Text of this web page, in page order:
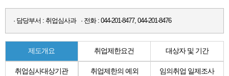
· 담당부서 : 취업심사과 · 전화 : 044-201-8477, 044-201-8476
제도개요 취업제한요건 대상자 및 기간
취업심사대상기관 취업제한의 예외 임의취업 일제조사